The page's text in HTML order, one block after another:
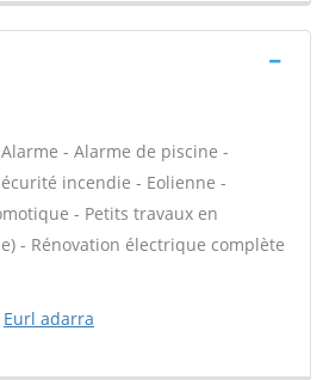
- Alarme de piscine -
incendie - Eolienne -
- Petits travaux en
- Rénovation électrique complète
Eurl adarra